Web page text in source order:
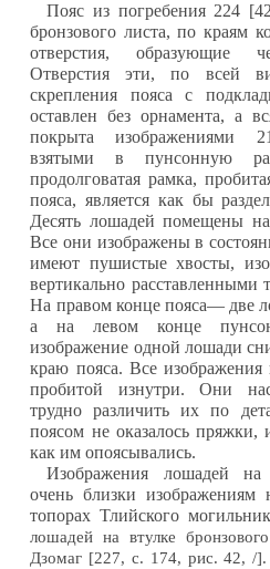
Пояс из погребения 224
бронзового листа, по краям
отверстия, образующие
Отверстия эти, по всей
скрепления пояса с
оставлен без орнамента, а
покрыта изображениями
взятыми в пунсонную
продолговатая рамка,
пояса, является как бы
Десять лошадей помещены
Все они изображены в
имеют пушистые хвосты,
вертикально
На правом конце пояса— две
а на левом конце
изображение одной лошади
краю пояса. Все
пробитой изнутри. Они
трудно различить их по
поясом не оказалось пряжки,
как им опоясывались.
Изображения лошадей на
очень близки изображениям
топорах Тлийского
лошадей на втулке
Дзомаг [227, с. 174, рис. 42, /].